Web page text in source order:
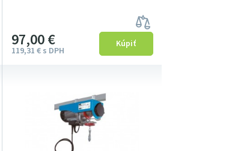
97 00€
119 31 € s DPH